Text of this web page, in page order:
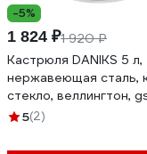
-5%
1 824 ₽1 920 ₽
Кастрюля DANIKS 5 л,
нержавеющая сталь,
стекло, веллингтон,
01415-22ca, индукция
5(2)